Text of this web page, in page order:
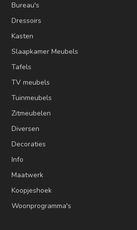
Bureau's
Dressoirs
Kasten
Slaapkamer Meubels
Tafels
TV meubels
Tuinmeubels
Zitmeubelen
Diversen
Decoraties
Info
Maatwerk
Koopjeshoek
Woonprogramma's